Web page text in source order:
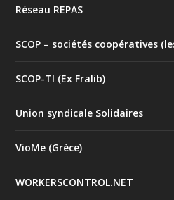
Réseau REPAS
SCOP – sociétés coopératives
SCOP-TI (Ex Fralib)
Union syndicale Solidaires
VioMe (Grèce)
WORKERSCONTROL.NET